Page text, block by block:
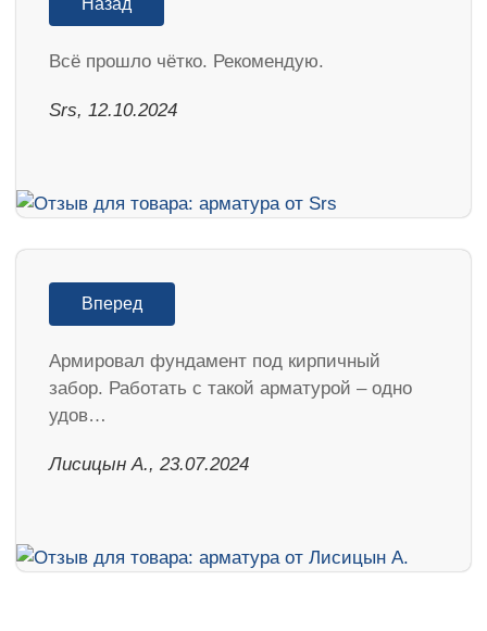
Назад
Всё прошло чётко. Рекомендую.
Srs, 12.10.2024
Вперед
Армировал фундамент под кирпичный
забор. Работать с такой арматурой – одно
удов…
Лисицын А., 23.07.2024